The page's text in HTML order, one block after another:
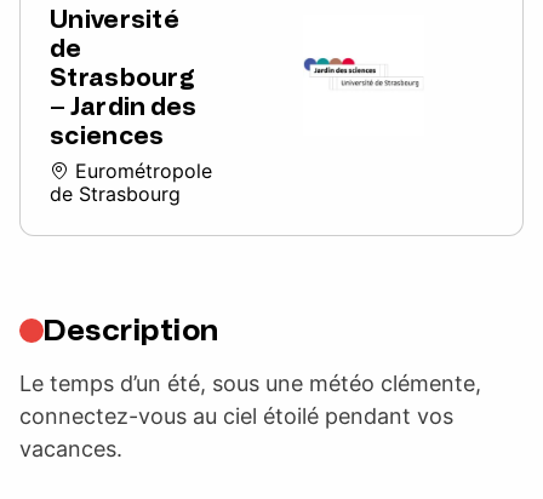
Université
de
Strasbourg
– Jardin des
sciences
Eurométropole
de Strasbourg
Description
Le temps d’un été, sous une météo clémente,
connectez-vous au ciel étoilé pendant vos
vacances.